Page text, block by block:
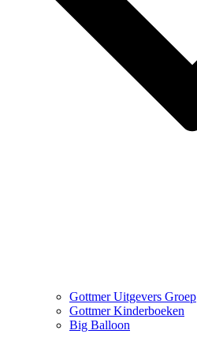
Gottmer Uitgevers Groep
Gottmer Kinderboeken
Big Balloon